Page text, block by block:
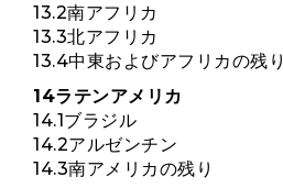
13.2南アフリカ
13.3北アフリカ
13.4中東およびアフリカの残り
14ラテンアメリカ
14.1ブラジル
14.2アルゼンチン
14.3南アメリカの残り